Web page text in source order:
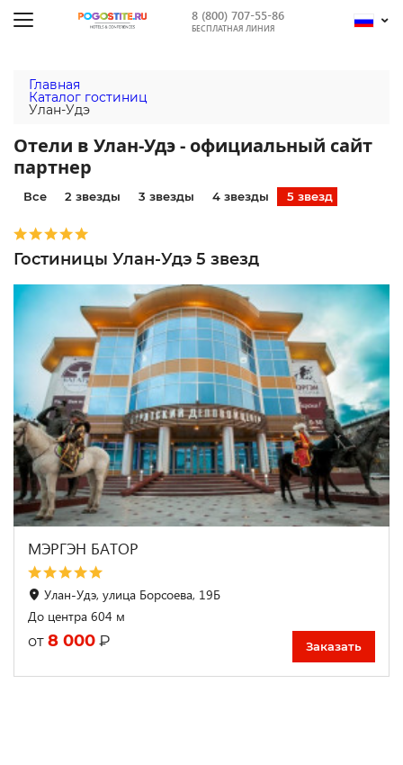
8 (800) 707-55-86
БЕСПЛАТНАЯ ЛИНИЯ
Главная
Каталог гостиниц
Улан-Удэ
Отели в Улан-Удэ - официальный сайт
партнер
Все 2 звезды 3 звезды 4 звезды 5 звезд
Гостиницы Улан-Удэ 5 звезд
МЭРГЭН БАТОР
Улан-Удэ, улица Борсоева, 19Б
До центра 604 м
от 8 000 ₽ Заказать